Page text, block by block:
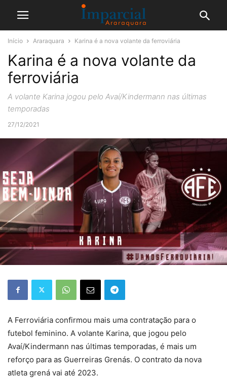
Início Araraquara Karina é a nova volante da ferroviária
Karina é a nova volante da
ferroviária
A volante Karina jogou pelo Avaí/Kindermann nas últimas
temporadas
27/12/2021
A Ferroviária confirmou mais uma contratação para o
futebol feminino. A volante Karina, que jogou pelo
Avaí/Kindermann nas últimas temporadas, é mais um
reforço para as Guerreiras Grenás. O contrato da nova
atleta grená vai até 2023.